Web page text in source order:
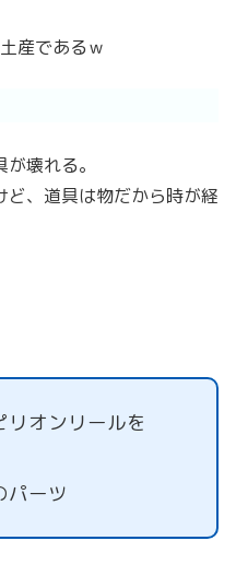
産であるｗ
壊れる。
、道具は物だから時が経
オンリールを
パーツ